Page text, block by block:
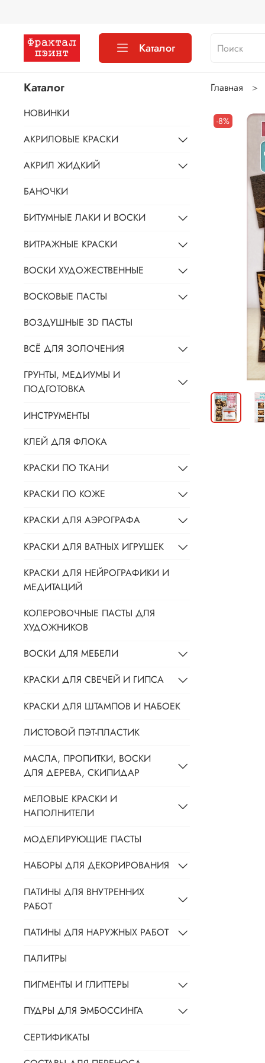
Каталог
Главная
-8%
Каталог
НОВИНКИ
АКРИЛОВЫЕ КРАСКИ
АКРИЛ ЖИДКИЙ
БАНОЧКИ
БИТУМНЫЕ ЛАКИ И ВОСКИ
ВИТРАЖНЫЕ КРАСКИ
ВОСКИ ХУДОЖЕСТВЕННЫЕ
ВОСКОВЫЕ ПАСТЫ
ВОЗДУШНЫЕ 3D ПАСТЫ
ВСЁ ДЛЯ ЗОЛОЧЕНИЯ
ГРУНТЫ, МЕДИУМЫ И
ПОДГОТОВКА
ИНСТРУМЕНТЫ
КЛЕЙ ДЛЯ ФЛОКА
КРАСКИ ПО ТКАНИ
КРАСКИ ПО КОЖЕ
КРАСКИ ДЛЯ АЭРОГРАФА
КРАСКИ ДЛЯ ВАТНЫХ ИГРУШЕК
КРАСКИ ДЛЯ НЕЙРОГРАФИКИ И
МЕДИТАЦИЙ
КОЛЕРОВОЧНЫЕ ПАСТЫ ДЛЯ
ХУДОЖНИКОВ
ВОСКИ ДЛЯ МЕБЕЛИ
КРАСКИ ДЛЯ СВЕЧЕЙ И ГИПСА
КРАСКИ ДЛЯ ШТАМПОВ И НАБОЕК
ЛИСТОВОЙ ПЭТ-ПЛАСТИК
МАСЛА, ПРОПИТКИ, ВОСКИ
ДЛЯ ДЕРЕВА, СКИПИДАР
МЕЛОВЫЕ КРАСКИ И
НАПОЛНИТЕЛИ
МОДЕЛИРУЮЩИЕ ПАСТЫ
НАБОРЫ ДЛЯ ДЕКОРИРОВАНИЯ
ПАТИНЫ ДЛЯ ВНУТРЕННИХ
РАБОТ
ПАТИНЫ ДЛЯ НАРУЖНЫХ РАБОТ
ПАЛИТРЫ
ПИГМЕНТЫ И ГЛИТТЕРЫ
ПУДРЫ ДЛЯ ЭМБОССИНГА
СЕРТИФИКАТЫ